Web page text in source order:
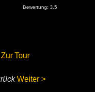
Bewertung: 3.5
Zur Tour
Weiter >